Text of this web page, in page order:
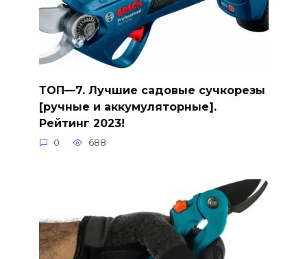
ТОП—7. Лучшие садовые сучкорезы
[ручные и аккумуляторные].
Рейтинг 2023!
0 688